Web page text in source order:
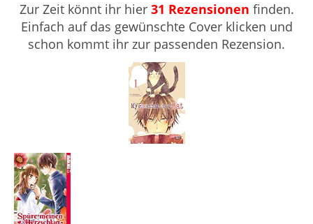
Zur Zeit könnt ihr hier31 Rezensionen finden.
Einfach auf das gewünschte Cover klicken und
schon kommt ihr zur passenden Rezension.